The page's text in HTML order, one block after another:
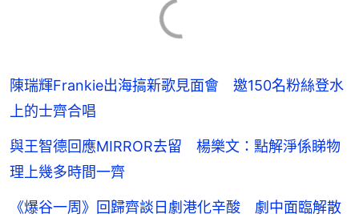
陳瑞輝Frankie出海搞新歌見面會 邀150名粉絲登水
上的士齊合唱
與王智德回應MIRROR去留 楊樂文：點解淨係睇物
理上幾多時間一齊
《爆谷一周》回歸齊談日劇港化辛酸 劇中面臨解散